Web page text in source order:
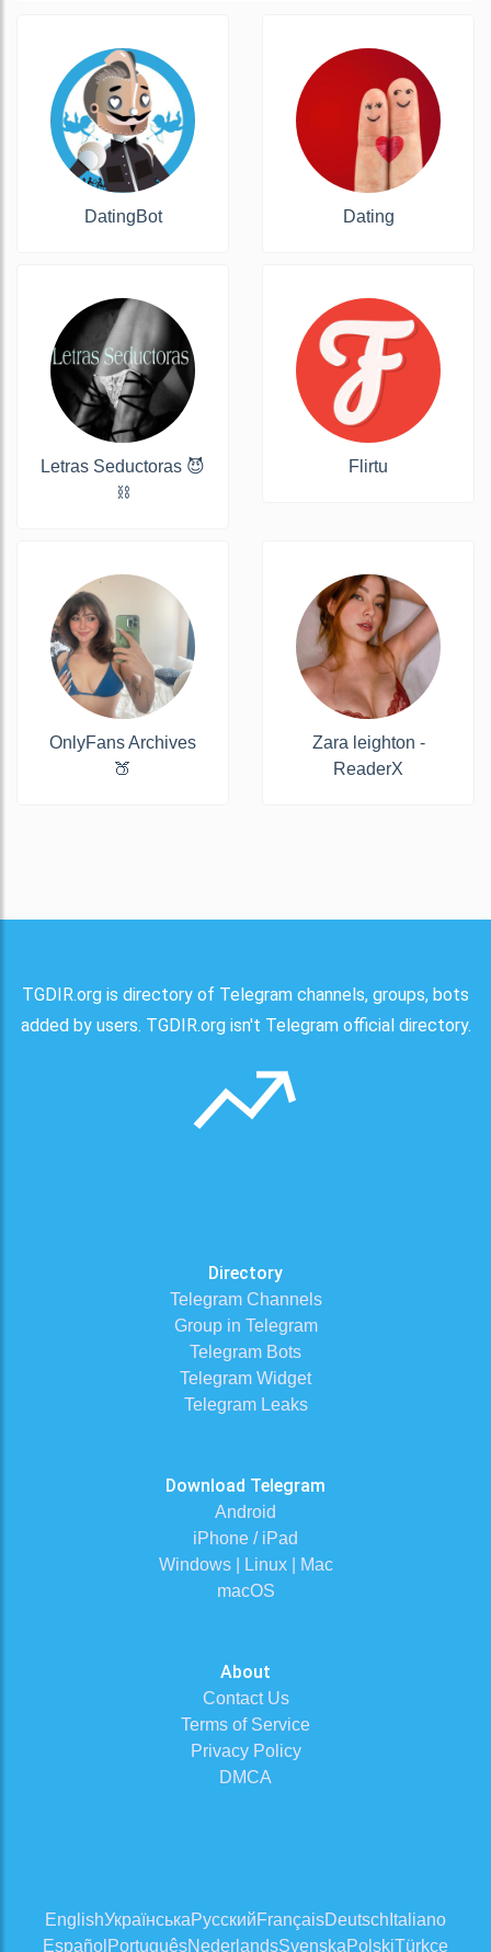
DatingBot Dating
Letras Seductoras 😈
⛓
Flirtu
OnlyFans Archives
🍑
Zara leighton -
ReaderX
TGDIR.org is directory of Telegram channels, groups, bots
added by users. TGDIR.org isn't Telegram official directory.
Directory
Telegram Channels
Group in Telegram
Telegram Bots
Telegram Widget
Telegram Leaks
Download Telegram
Android
iPhone / iPad
Windows | Linux | Mac
macOS
About
Contact Us
Terms of Service
Privacy Policy
DMCA
EnglishУкраїнськаРусскийFrançaisDeutsch Italiano
Español PortuguêsNederlandsSvenskaPolskiTürkçe